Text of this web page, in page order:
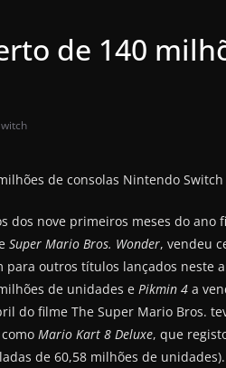
de 140
de consolas Nintendo
dos nove primeiros meses do ano
Super Mario Bros. Wonder, vendeu
outros títulos lançados neste
de unidades e Pikmin 4 a
do filme The Super Mario Bros.
Mario Kart 8 Deluxe, que
de 60,58 milhões de unidades).